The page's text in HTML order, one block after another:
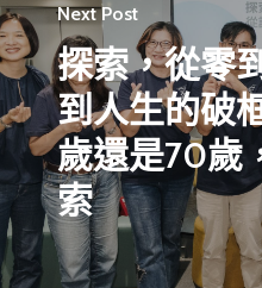
Next Post
探索，從零
到人生的破
歲還是70歲
索